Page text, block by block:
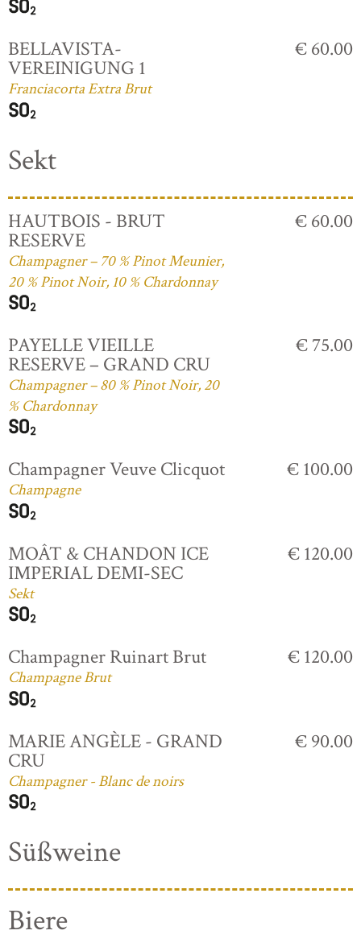
BELLAVISTA-
VEREINIGUNG 1
Franciacorta Extra Brut
€ 60.00
Sekt
HAUTBOIS - BRUT
RESERVE
Champagner – 70 % Pinot Meunier,
20 % Pinot Noir, 10 % Chardonnay
€ 60.00
PAYELLE VIEILLE
RESERVE – GRAND CRU
Champagner – 80 % Pinot Noir, 20
% Chardonnay
€ 75.00
Champagner Veuve Clicquot
Champagne
€ 100.00
MOÂT & CHANDON ICE
IMPERIAL DEMI-SEC
Sekt
€ 120.00
Champagner Ruinart Brut
Champagne Brut
€ 120.00
MARIE ANGÈLE - GRAND
CRU
Champagner - Blanc de noirs
€ 90.00
Süßweine
Biere